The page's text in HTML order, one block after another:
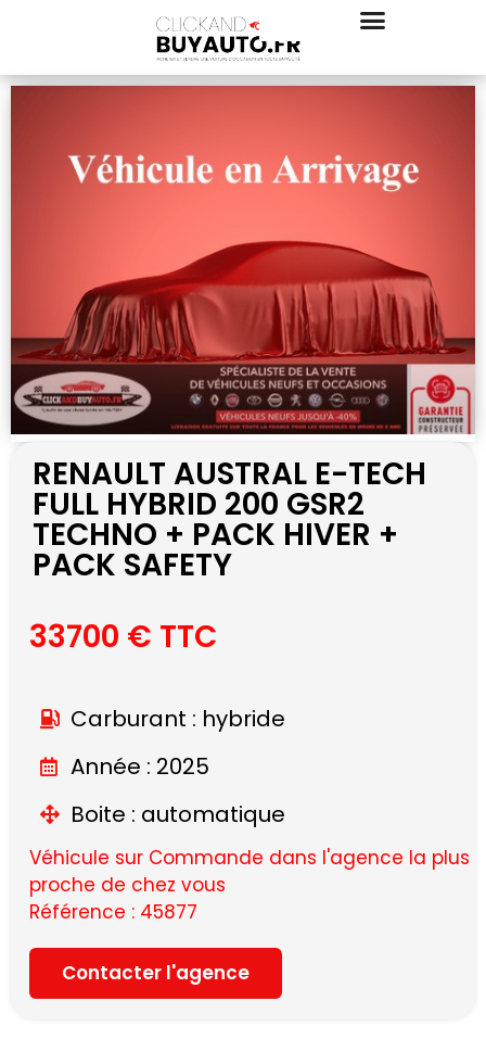
RENAULT AUSTRAL E-TECH
FULL HYBRID 200 GSR2
TECHNO + PACK HIVER +
PACK SAFETY
33700 € TTC
Carburant : hybride
Année : 2025
Boite : automatique
Véhicule sur Commande dans l'agence la plus
proche de chez vous
Référence : 45877
Contacter l'agence